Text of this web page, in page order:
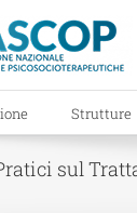
Strutture
sul